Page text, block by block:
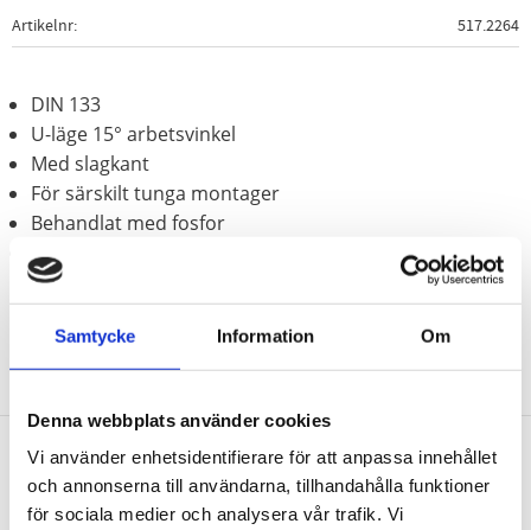
Samtycke Information Om
Denna webbplats använder cookies
Vi använder enhetsidentifierare för att anpassa innehållet
och annonserna till användarna, tillhandahålla funktioner
för sociala medier och analysera vår trafik. Vi
Artikelnr 517.2264
DIN 133
U-läge 15° arbetsvinkel
Med slagkant
För särskilt tunga montager
Behandlat med fosfor
Krom vanadium
Nyhetsbrev